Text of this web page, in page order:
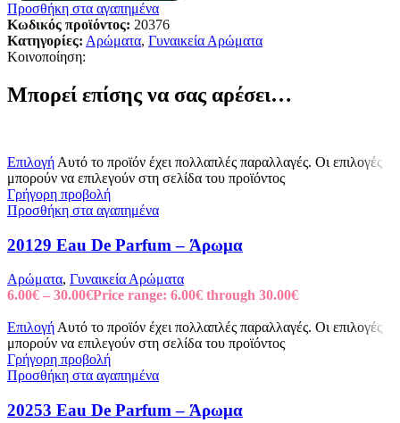
Προσθήκη στα αγαπημένα
Κωδικός προϊόντος: 20376
Κατηγορίες: Αρώματα, Γυναικεία Αρώματα
Κοινοποίηση:
Μπορεί επίσης να σας αρέσει…
Επιλογή Αυτό το προϊόν έχει πολλαπλές παραλλαγές. Οι επιλογές
μπορούν να επιλεγούν στη σελίδα του προϊόντος
Γρήγορη προβολή
Προσθήκη στα αγαπημένα
20129 Eau De Parfum – Άρωμα
Αρώματα, Γυναικεία Αρώματα
6.00€ – 30.00€Price range: 6.00€ through 30.00€
Επιλογή Αυτό το προϊόν έχει πολλαπλές παραλλαγές. Οι επιλογές
μπορούν να επιλεγούν στη σελίδα του προϊόντος
Γρήγορη προβολή
Προσθήκη στα αγαπημένα
20253 Eau De Parfum – Άρωμα